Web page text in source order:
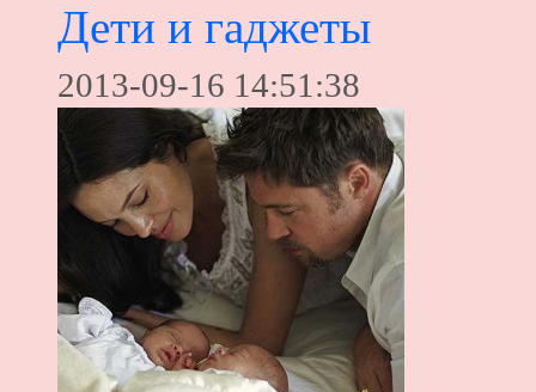
Дети и гаджеты
2013-09-16 14:51:38